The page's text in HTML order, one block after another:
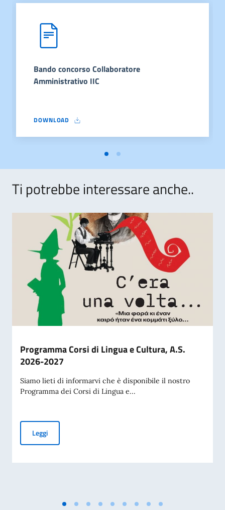
Bando concorso Collaboratore
Amministrativo IIC
DOWNLOAD
BANDO CONCORSO COLLABORATORE AMMINISTRATIVO IIC
Ti potrebbe interessare anche..
Programma Corsi di Lingua e Cultura, A.S.
2026-2027
Siamo lieti di informarvi che è disponibile il nostro
Programma dei Corsi di Lingua e...
LeggiProgramma Corsi di Lingua e Cultura, A.S. 2026-2027